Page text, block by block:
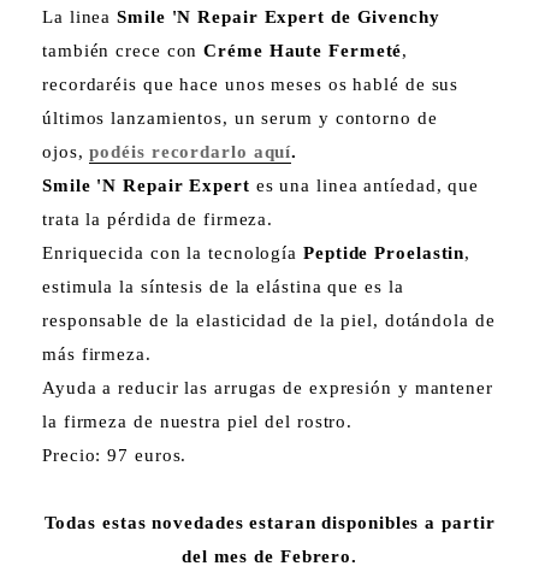
La lineaSmile 'N Repair Expert de Givenchy
también crece con Créme Haute Fermeté,
recordaréis que hace unos meses os hablé de sus
últimos lanzamientos, un serum y contorno de
ojos,podéis recordarlo aquí.
Smile 'N Repair Expert es una linea antíedad, que
trata la pérdida de firmeza.
Enriquecida con la tecnología Peptide Proelastin,
estimula la síntesis de la elástina que es la
responsable de la elasticidad de la piel, dotándola de
más firmeza.
Ayuda a reducir las arrugas de expresión y mantener
la firmeza de nuestra piel del rostro.
Precio: 97 euros.
Todas estas novedades estaran disponibles a partir
del mes de Febrero.